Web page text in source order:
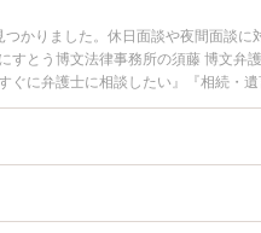
かりました。休日面談や夜間面談
すとう博文法律事務所の須藤 博文
に弁護士に相談したい』『相続・
予約したい』などでお困りの相談者